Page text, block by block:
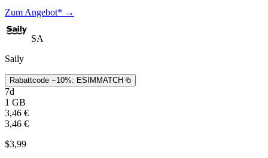
Zum Angebot* →
SA
Saily
Rabattcode −10%: ESIMMATCH
7d
1 GB
3,46 €
3,46 €
$3,99